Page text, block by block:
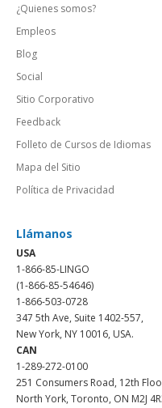
¿Quienes somos?
Empleos
Blog
Social
Sitio Corporativo
Feedback
Folleto de Cursos de Idiomas
Mapa del Sitio
Política de Privacidad
Llámanos
USA
1-866-85-LINGO
(1-866-85-54646)
1-866-503-0728
347 5th Ave, Suite 1402-557,
New York, NY 10016, USA.
CAN
1-289-272-0100
251 Consumers Road, 12th
North York, Toronto, ON M2J